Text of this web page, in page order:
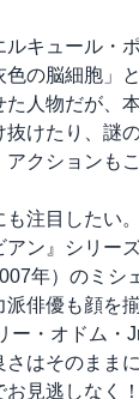
キュール・
の脳細胞」
た人物だが、
けたり、謎
クションも
注目したい
ン』シリー
年）のミ
俳優も顔を
ー・オドム
はそのまま
見逃しなく